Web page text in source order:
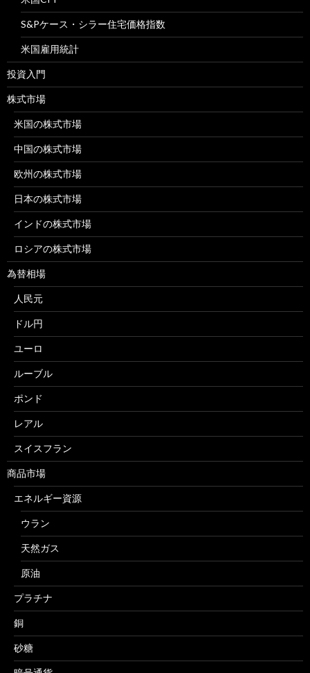
S&Pケース・シラー住宅価格指数
米国雇用統計
投資入門
株式市場
米国の株式市場
中国の株式市場
欧州の株式市場
日本の株式市場
インドの株式市場
ロシアの株式市場
為替相場
人民元
ドル円
ユーロ
ルーブル
ポンド
レアル
スイスフラン
商品市場
エネルギー資源
ウラン
天然ガス
原油
プラチナ
銅
砂糖